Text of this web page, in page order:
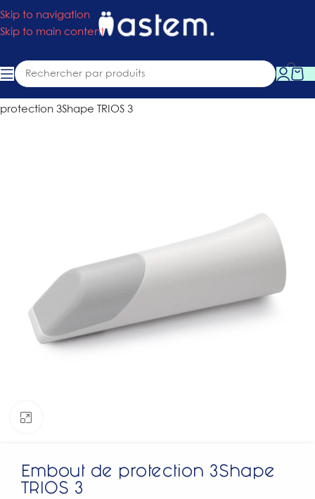
Skip to navigation
Skip to main content
protection 3Shape TRIOS 3
Embout de protection 3Shape
TRIOS 3